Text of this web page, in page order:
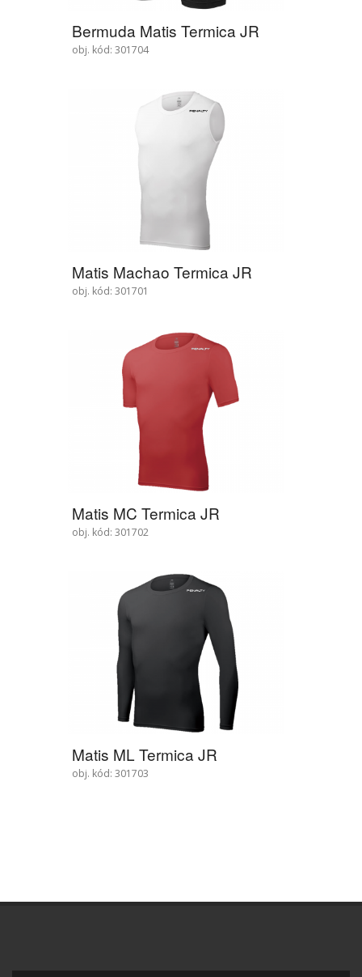
Bermuda Matis Termica JR
obj. kód: 301704
Matis Machao Termica JR
obj. kód: 301701
Matis MC Termica JR
obj. kód: 301702
Matis ML Termica JR
obj. kód: 301703